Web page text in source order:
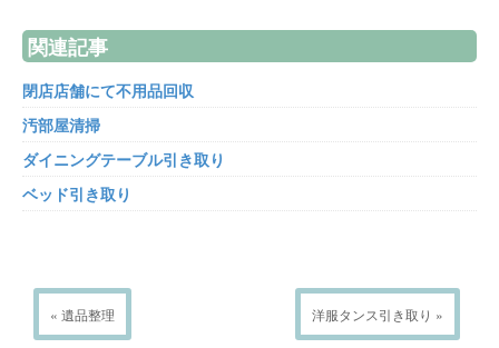
関連記事
閉店店舗にて不用品回収
汚部屋清掃
ダイニングテーブル引き取り
ベッド引き取り
« 遺品整理 洋服タンス引き取り »